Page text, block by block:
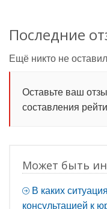
Последние
Ещё никто не
Оставьте ваш
составления
Может быть
В каких
консультацией к